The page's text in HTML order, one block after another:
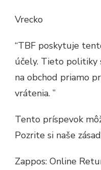
Vrecko
“TBF poskytuje
účely. Tieto politiky
na obchod priamo
vrátenia. ”
Tento príspevok
Pozrite si naše
Zappos: Online